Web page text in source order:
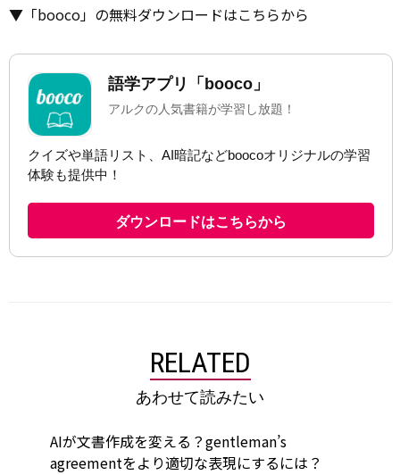
▼「booco」の無料ダウンロードはこちらから
RELATED
あわせて読みたい
AIが文書作成を変える？gentleman’s
agreementをより適切な表現にするには？